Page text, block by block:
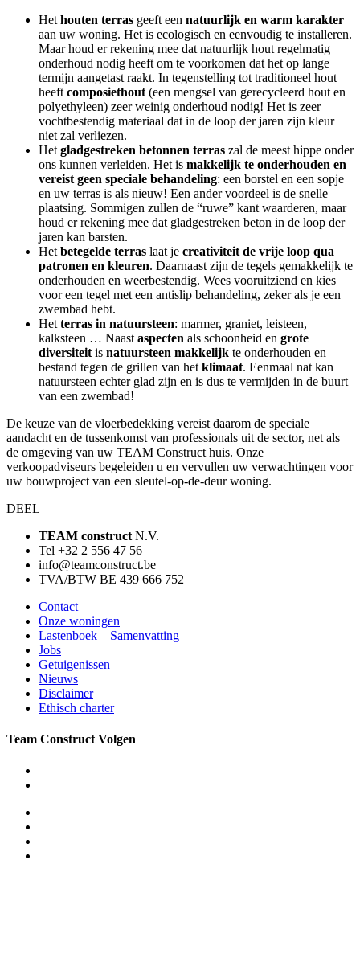
Het houten terras geeft een natuurlijk en warm karakter
aan uw woning. Het is ecologisch en eenvoudig te installeren.
Maar houd er rekening mee dat natuurlijk hout regelmatig
onderhoud nodig heeft om te voorkomen dat het op lange
termijn aangetast raakt. In tegenstelling tot traditioneel hout
heeft composiethout (een mengsel van gerecycleerd hout en
polyethyleen) zeer weinig onderhoud nodig! Het is zeer
vochtbestendig materiaal dat in de loop der jaren zijn kleur
niet zal verliezen.
Het gladgestreken betonnen terras zal de meest hippe onder
ons kunnen verleiden. Het is makkelijk te onderhouden en
vereist geen speciale behandeling: een borstel en een sopje
en uw terras is als nieuw! Een ander voordeel is de snelle
plaatsing. Sommigen zullen de “ruwe” kant waarderen, maar
houd er rekening mee dat gladgestreken beton in de loop der
jaren kan barsten.
Het betegelde terras laat je creativiteit de vrije loop qua
patronen en kleuren. Daarnaast zijn de tegels gemakkelijk te
onderhouden en weerbestendig. Wees vooruitziend en kies
voor een tegel met een antislip behandeling, zeker als je een
zwembad hebt.
Het terras in natuursteen: marmer, graniet, leisteen,
kalksteen … Naast aspecten als schoonheid en grote
diversiteit is natuursteen makkelijk te onderhouden en
bestand tegen de grillen van het klimaat. Eenmaal nat kan
natuursteen echter glad zijn en is dus te vermijden in de buurt
van een zwembad!
De keuze van de vloerbedekking vereist daarom de speciale
aandacht en de tussenkomst van professionals uit de sector, net als
de omgeving van uw TEAM Construct huis. Onze
verkoopadviseurs begeleiden u en vervullen uw verwachtingen voor
uw bouwproject van een sleutel-op-de-deur woning.
DEEL
TEAM construct N.V.
Tel +32 2 556 47 56
info@teamconstruct.be
TVA/BTW BE 439 666 752
Contact
Onze woningen
Lastenboek – Samenvatting
Jobs
Getuigenissen
Nieuws
Disclaimer
Ethisch charter
Team Construct Volgen